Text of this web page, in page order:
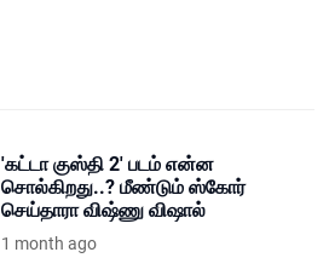
'கட்டா குஸ்தி 2' படம் என்ன
சொல்கிறது..? மீண்டும் ஸ்கோர்
செய்தாரா விஷ்ணு விஷால்
1 month ago